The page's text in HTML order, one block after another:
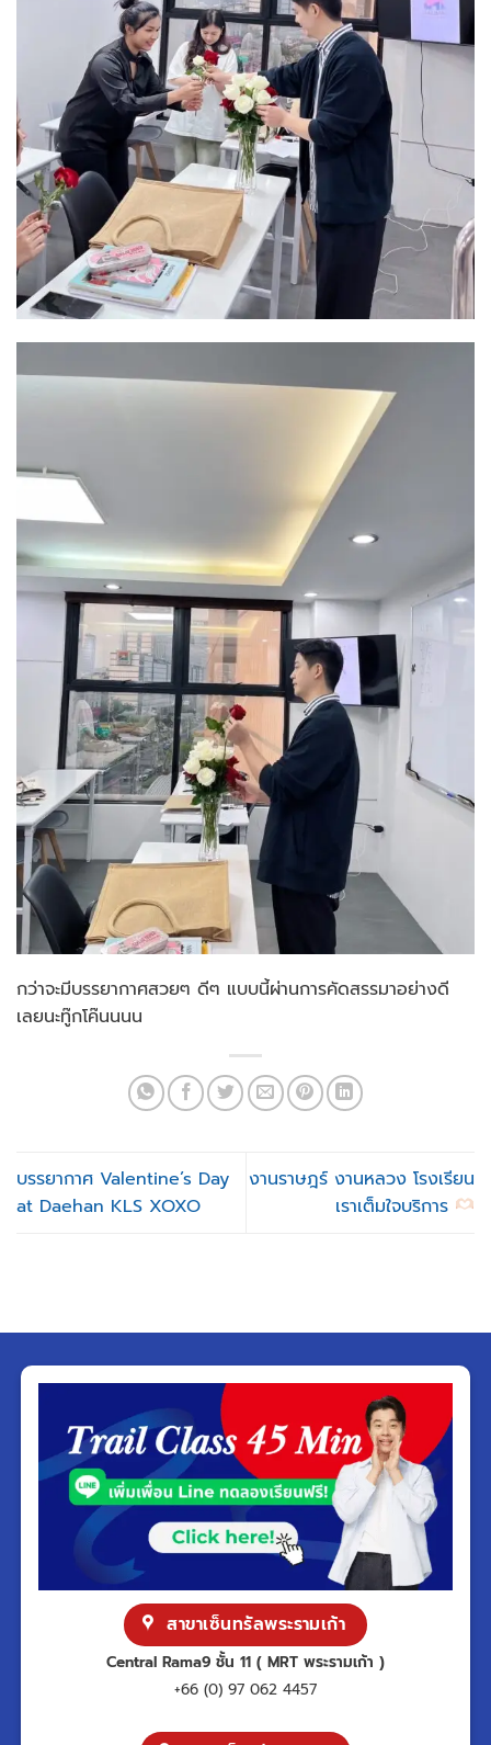
กว่าจะมีบรรยากาศสวยๆ ดีๆ แบบนี้ผ่านการคัดสรรมาอย่างดี
เลยนะทู๊กโค๊นนนน
บรรยากาศ Valentine’s Day
at Daehan KLS XOXO
งานราษฎร์ งานหลวง โรงเรียน
เราเต็มใจบริการ
สาขาเซ็นทรัลพระรามเก้า
Central Rama9 ชั้น 11 ( MRT พระรามเก้า )
+66 (0) 97 062 4457